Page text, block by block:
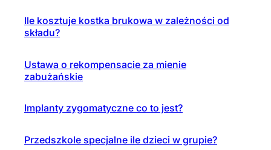
Ile kosztuje kostka brukowa w zależności od
składu?
Ustawa o rekompensacie za mienie
zabużańskie
Implanty zygomatyczne co to jest?
Przedszkole specjalne ile dzieci w grupie?